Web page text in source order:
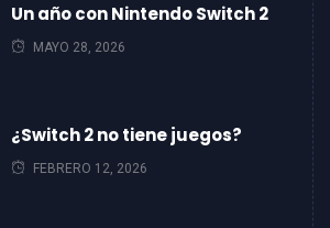
Un año con Nintendo Switch 2
MAYO 28, 2026
¿Switch 2 no tiene juegos?
FEBRERO 12, 2026